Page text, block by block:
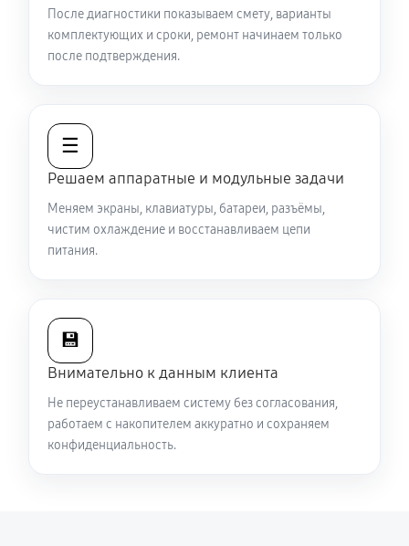
Замена разъема HDMI ноутбука Sony VAIO SV-
T1122H4R
60 минут
Ремонт подсветки ноутбука Sony VAIO SV-T1122H4R
Настройка ОС ноутбука Sony VAIO SV-T1122H4R
Замена шим-контроллера
3510 руб 120 минут
После диагностики показываем смету, варианты
комплектующих и сроки, ремонт начинаем только
после подтверждения.
☰
Решаем аппаратные и модульные задачи
Меняем экраны, клавиатуры, батареи, разъёмы,
чистим охлаждение и восстанавливаем цепи
питания.
💾
Внимательно к данным клиента
Не переустанавливаем систему без согласования,
работаем с накопителем аккуратно и сохраняем
конфиденциальность.